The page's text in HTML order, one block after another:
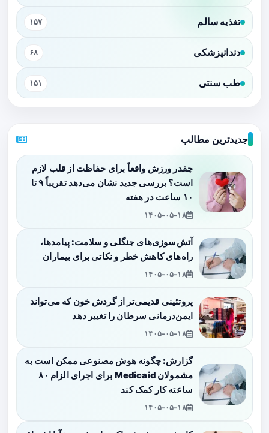
تغذیه سالم ۱۵۷
دندانپزشکی ۶۸
طب سنتی ۱۵۱
جدیدترین مطالب
چقدر ورزش واقعاً برای حفاظت از قلب لازم
است؟ بررسی جدید نشان می‌دهد تقریباً ۹ تا
۱۰ ساعت در هفته
۱۴۰۵-۰۵-۱۸
آتش‌سوزی‌های جنگلی و سلامت: پیامدها،
راه‌های کاهش خطر و نکاتی برای بیماران
۱۴۰۵-۰۵-۱۸
پروتئینی قدیمی‌تر از گردش خون که می‌تواند
ایمن‌درمانی سرطان را تغییر دهد
۱۴۰۵-۰۵-۱۸
گزارش: چگونه هوش مصنوعی ممکن است به
مشمولان Medicaid برای اجرای الزام ۸۰
ساعته کار کمک کند
۱۴۰۵-۰۵-۱۸